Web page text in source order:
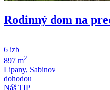
Rodinný dom na
6 izb
897 m2
Lipany, Sabinov
dohodou
Náš TIP